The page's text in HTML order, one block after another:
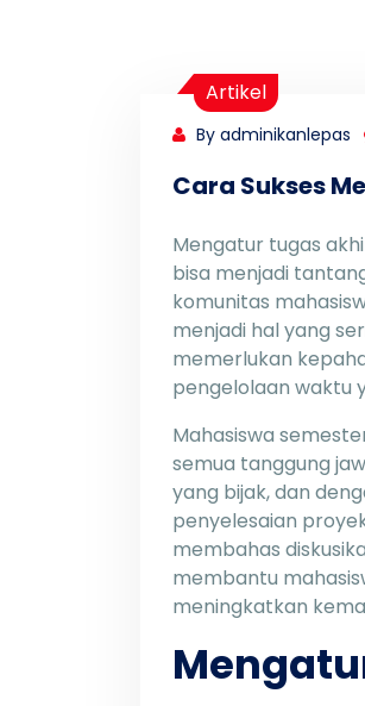
Artikel
By adminikanlepas
Cara Sukses
Mengatur tugas
bisa menjadi
komunitas
menjadi hal yang
memerlukan
pengelolaan waktu
Mahasiswa
semua tanggung
yang bijak, dan
penyelesaian
membahas
membantu
meningkatkan